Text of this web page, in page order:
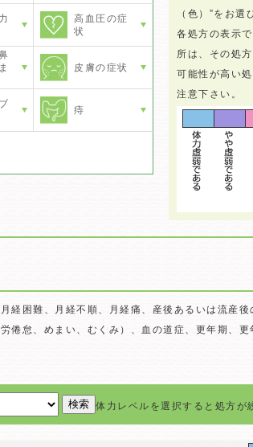
高血圧の症
状
皮膚の症状
痔
（色）”をお選
各処方の表示
所は、その処
可能性が高い
注意下さい。
経困難、月経不順、月経痛、産後あるいは流産後
倦怠、めまい、むくみ）、血の道症、更年期、更
体力レベルを選択すると処方が